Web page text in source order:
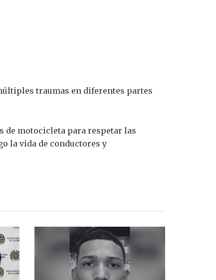
traumas en diferentes partes
de motocicleta para respetar las
la vida de conductores y